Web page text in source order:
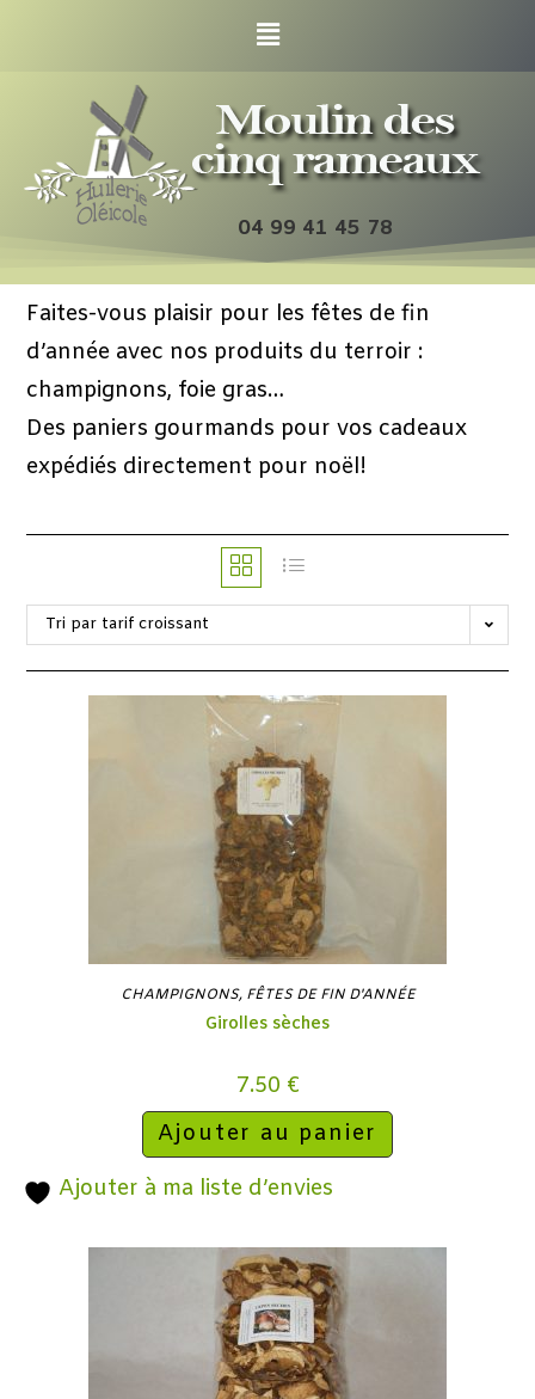
04 99 41 45 78
Faites-vous plaisir pour les fêtes de fin
d’année avec nos produits du terroir :
champignons, foie gras…
Des paniers gourmands pour vos cadeaux
expédiés directement pour noël!
Tri par tarif croissant
CHAMPIGNONS, FÊTES DE FIN D'ANNÉE
Girolles sèches
7.50 €
Ajouter au panier
Ajouter à ma liste d’envies